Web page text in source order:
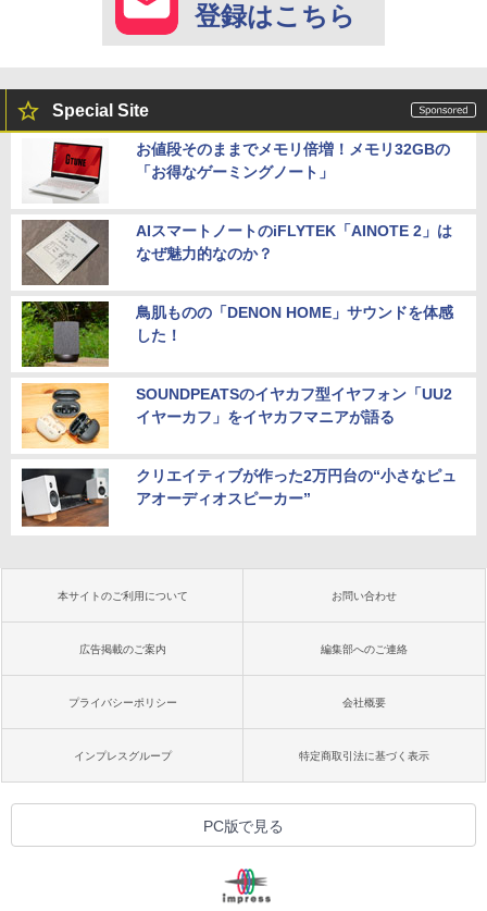
登録はこちら
Special Site
お値段そのままでメモリ倍増！メモリ32GBの
「お得なゲーミングノート」
AIスマートノートのiFLYTEK「AINOTE 2」は
なぜ魅力的なのか？
鳥肌ものの「DENON HOME」サウンドを体感
した！
SOUNDPEATSのイヤカフ型イヤフォン「UU2
イヤーカフ」をイヤカフマニアが語る
クリエイティブが作った2万円台の“小さなピュ
アオーディオスピーカー”
本サイトのご利用について お問い合わせ
広告掲載のご案内 編集部へのご連絡
プライバシーポリシー 会社概要
インプレスグループ 特定商取引法に基づく表示
PC版で見る